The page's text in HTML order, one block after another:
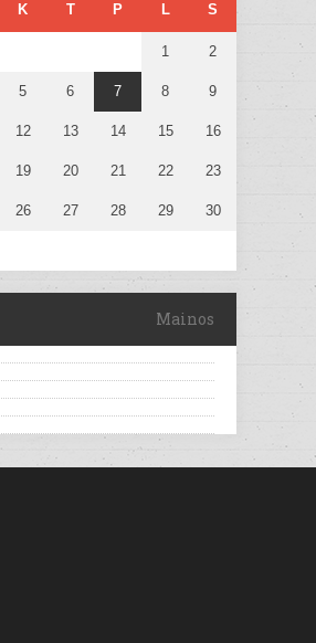
K T P L S
1 2
5 6 7 8 9
12 13 14 15 16
19 20 21 22 23
26 27 28 29 30
Mainos